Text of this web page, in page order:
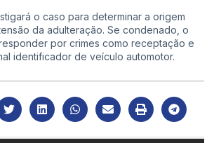
o caso para determinar a origem
da adulteração. Se condenado, o
por crimes como receptação e
identificador de veículo automotor.